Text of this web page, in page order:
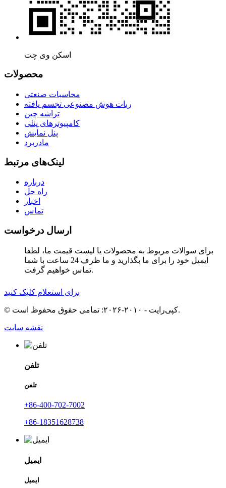
اسکن وی چت
محصولات
محاسبات صنعتی
ربات هوش مصنوعی تجسم یافته
تراشه چین
کامپیوترهای پنلی
پنل نمایش
مادربرد
لینک‌های مرتبط
درباره
راه حل
اخبار
تماس
ارسال درخواست
برای سوالات مربوط به محصولات یا لیست قیمت ما، لطفا
ایمیل خود را برای ما بگذارید و ما ظرف 24 ساعت با شما
تماس خواهیم گرفت.
برای استعلام کلیک کنید
© کپی‌رایت - ۲۰۱۰-۲۰۲۶: تمامی حقوق محفوظ است.
نقشه سایت
تلفن
تلفن
‎+86-400-702-7002‎
‎+86-18351628738‎
ایمیل
ایمیل